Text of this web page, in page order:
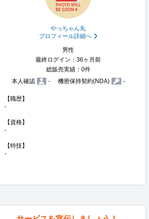
やっちゃん丸
プロフィール詳細へ
男性
最終ログイン：36ヶ月前
総販売実績：0件
本人確認
- 機密保持契約(NDA) -
【職歴】
-
【資格】
-
【特技】
-